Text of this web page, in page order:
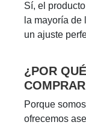
Sí, el producto
la mayoría
un ajuste
¿POR
Porque
ofrecemos